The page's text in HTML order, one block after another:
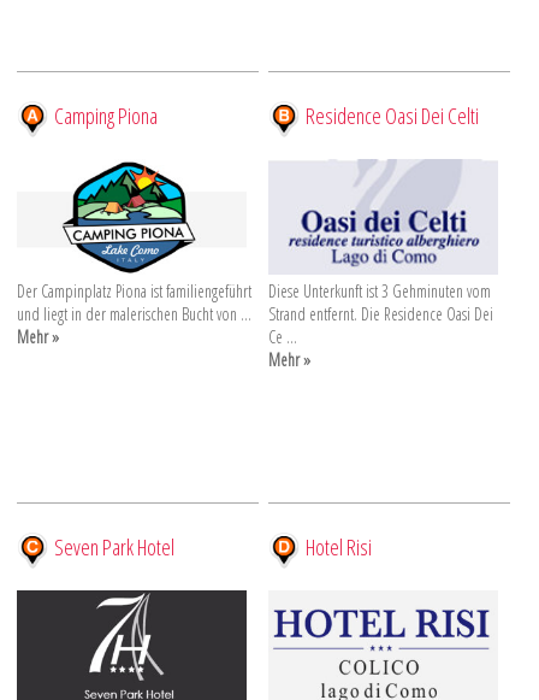
Camping Piona
Der Campinplatz Piona ist familiengeführt
und liegt in der malerischen Bucht von ...
Mehr »
Residence Oasi Dei Celti
Diese Unterkunft ist 3 Gehminuten vom
Strand entfernt. Die Residence Oasi Dei
Ce ...
Mehr »
Seven Park Hotel Hotel Risi